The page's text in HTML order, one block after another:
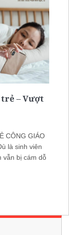
– Vượt
CÔNG GIÁO
là sinh viên
vẫn bị cám dỗ